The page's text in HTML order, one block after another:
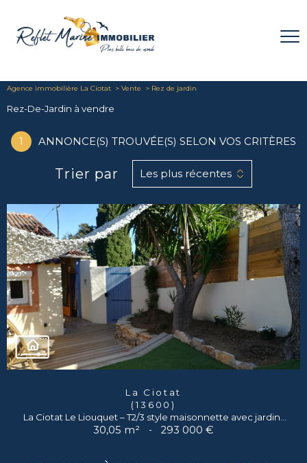
Agence immobilière La Ciotat Vente Rez de jardin
Rez-De-Jardin à vendre
1 ANNONCE(S) TROUVÉE(S) SELON VOS CRITÈRES
Trier par Les plus récentes
La Ciotat
(13600)
La Ciotat Le Liouquet – T2/3 style maisonnette avec jardin...
30,05 m² - 293 000 €